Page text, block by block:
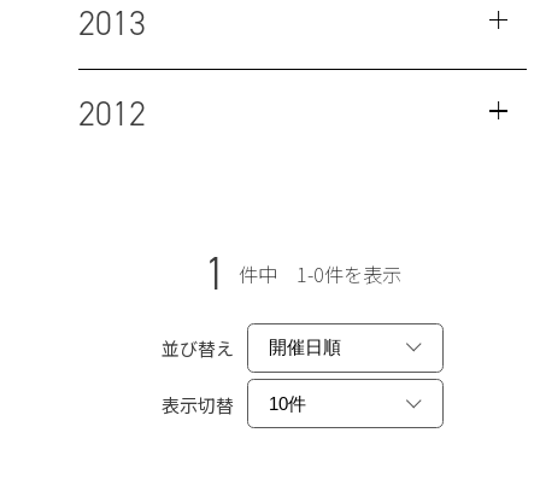
2013
2012
1 件中 1-0件を表示
並び替え
表示切替